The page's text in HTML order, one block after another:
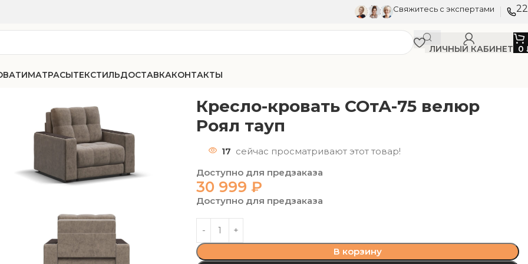
Свяжитесь с экспертами
ЛИЧНЫЙ КАБИНЕТ 0
МАТРАСЫТЕКСТИЛЬДОСТАВКАКОНТАКТЫ
Кресло-кровать СОтА-75 велюр
Роял тауп
17 сейчас просматривают этот товар!
Доступно для предзаказа
30 999₽
Доступно для предзаказа
В корзину